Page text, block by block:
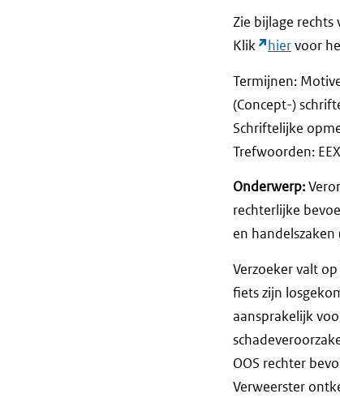
Zie bijlage
Klik
hiervoor
Termijnen:
(Concept-)
Schriftelijke
Trefwoorden: EEX
Onderwerp:
rechterlijke
en
Verzoeker valt
fiets zijn
aansprakelijk
OOS rechter
Verweerster